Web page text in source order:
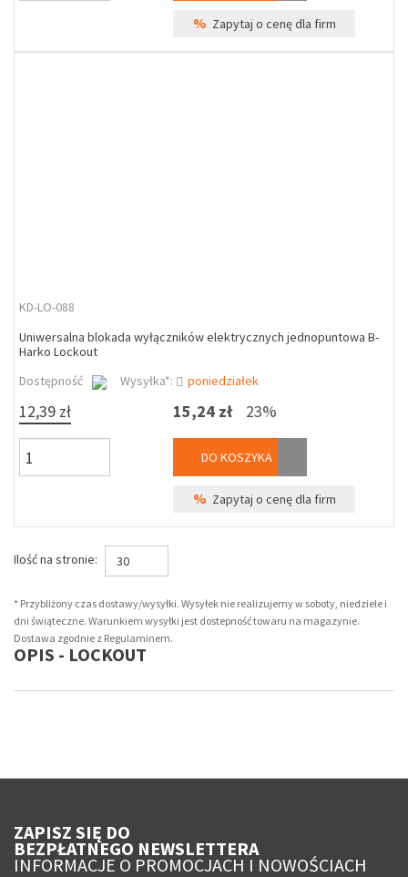
% Zapytaj o cenę dla firm
KD-LO-088
Uniwersalna blokada wyłączników elektrycznych jednopuntowa B-
Harko Lockout
Dostępność
Wysyłka*: poniedziałek
12,39 zł 15,24 zł 23%
DO KOSZYKA
% Zapytaj o cenę dla firm
Ilość na stronie: 30
* Przybliżony czas dostawy/wysyłki. Wysyłek nie realizujemy w soboty, niedziele i
dni świąteczne. Warunkiem wysyłki jest dostepność towaru na magazynie.
Dostawa zgodnie z Regulaminem.
OPIS - LOCKOUT
ZAPISZ SIĘ DO
BEZPŁATNEGO NEWSLETTERA
INFORMACJE O PROMOCJACH I NOWOŚCIACH